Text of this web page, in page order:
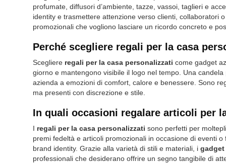
profumate, diffusori d’ambiente, tazze, vassoi, taglieri e
identity e trasmettere attenzione verso clienti, collaboratori
promozionali che vogliono lasciare un ricordo concreto e
Perché scegliere regali per la casa
Scegliere regali per la casa personalizzati come gadget
giorno e mantengono visibile il logo nel tempo. Una candela
azienda a emozioni di comfort, calore e benessere. Sono
ma presenti con discrezione e stile.
In quali occasioni regalare articoli per
I regali per la casa personalizzati sono perfetti per
premi fedeltà e articoli promozionali in occasione di eventi
brand identity. Grazie alla varietà di stili e materiali, i gadget
professionali che desiderano offrire un segno tangibile di